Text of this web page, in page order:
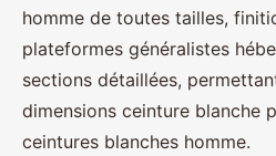
homme de toutes tailles,
plateformes généralistes
sections détaillées,
dimensions ceinture blanche
ceintures blanches homme.